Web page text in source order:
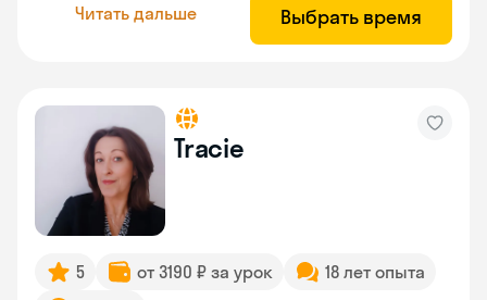
Читать дальше Выбрать время
Tracie
5 от 3190 ₽ за урок
18 лет опыта